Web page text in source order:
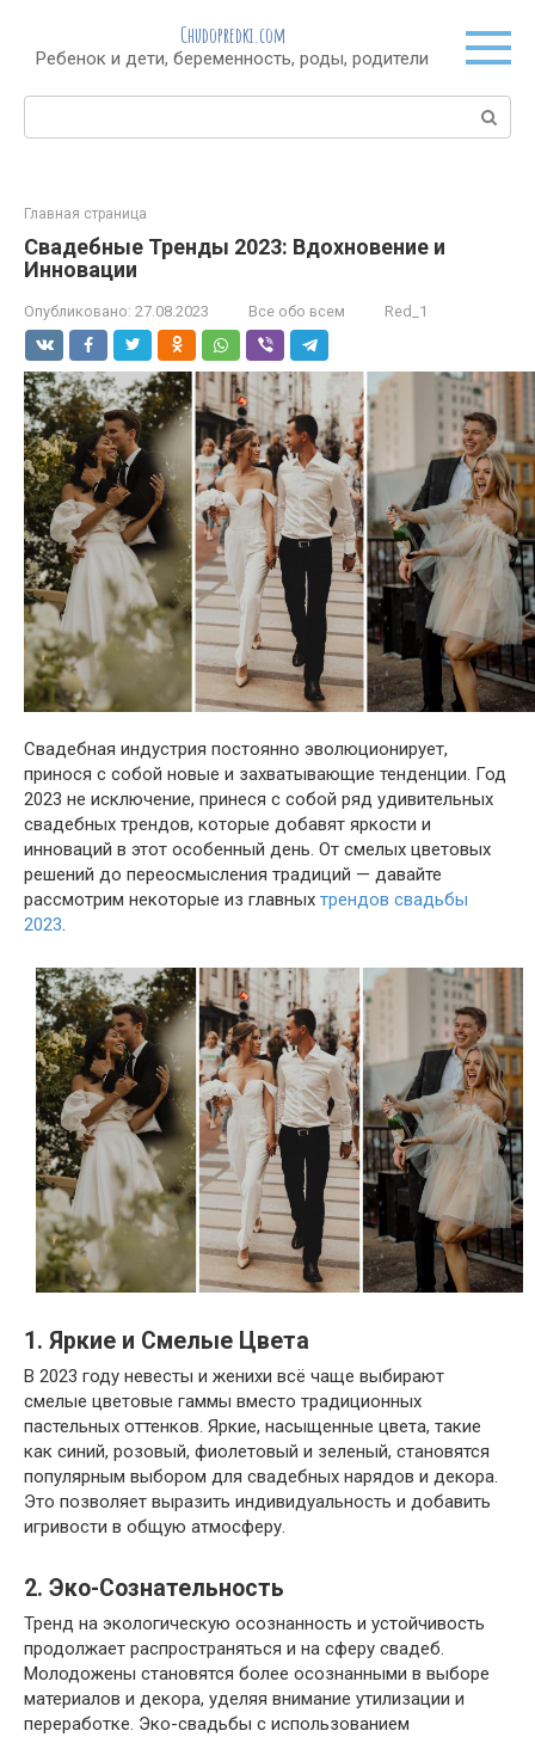
контенту
Chudopredki.com
Ребенок и дети, беременность, роды, родители
Поиск:
Главная страница
Свадебные Тренды 2023: Вдохновение и
Инновации
Опубликовано: 27.08.2023 Все обо всем Red_1
Свадебная индустрия постоянно эволюционирует,
принося с собой новые и захватывающие тенденции. Год
2023 не исключение, принеся с собой ряд удивительных
свадебных трендов, которые добавят яркости и
инноваций в этот особенный день. От смелых цветовых
решений до переосмысления традиций — давайте
рассмотрим некоторые из главных трендов свадьбы
2023.
1. Яркие и Смелые Цвета
В 2023 году невесты и женихи всё чаще выбирают
смелые цветовые гаммы вместо традиционных
пастельных оттенков. Яркие, насыщенные цвета, такие
как синий, розовый, фиолетовый и зеленый, становятся
популярным выбором для свадебных нарядов и декора.
Это позволяет выразить индивидуальность и добавить
игривости в общую атмосферу.
2. Эко-Сознательность
Тренд на экологическую осознанность и устойчивость
продолжает распространяться и на сферу свадеб.
Молодожены становятся более осознанными в выборе
материалов и декора, уделяя внимание утилизации и
переработке. Эко-свадьбы с использованием